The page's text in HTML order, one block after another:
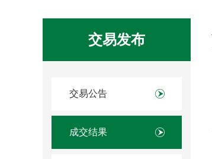
交易发布
交易公告
成交结果